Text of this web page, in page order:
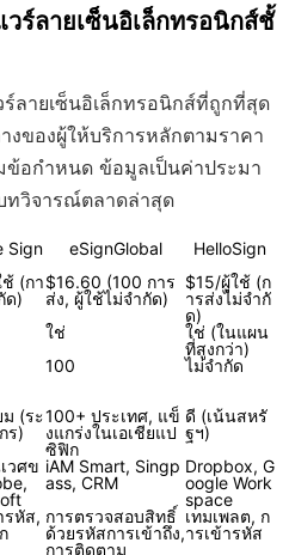
ร์ลายเซ็นอิเล็กทรอนิกส์ชั้
ลายเซ็นอิเล็กทรอนิกส์ที่ถูกที่สุด
งของผู้ให้บริการหลักตามราคา
อกำหนด ข้อมูลเป็นค่าประมา
วิจารณ์ตลาดล่าสุด
Sign eSignGlobal
HelloSign
(กา
ด)
$16.60 (100 การ
ส่ง, ผู้ใช้ไม่จำกัด)
$15/ผู้ใช้ (ก
ารส่งไม่จำกั
ด)
ใช่
ใช่ (ในแผน
ที่สูงกว่า)
100 ไม่จำกัด
ม (ระ
ร)
100+ ประเทศ, แข็
งแกร่งในเอเชียแป
ซิฟิก
ดี (เน้นสหรั
ฐฯ)
วศข iAM Smart, Singp
ass, CRM
Dropbox, G
oogle Work
space
รหัส, การตรวจสอบสิทธิ์
ด้วยรหัสการเข้าถึง,
การติดตาม
เทมเพลต, ก
ารเข้ารหัส